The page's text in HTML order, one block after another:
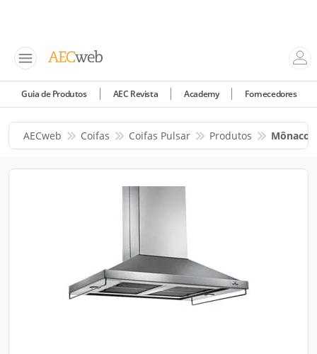
Guia de Produtos AEC Revista Academy Fornecedores
AECweb Coifas Coifas Pulsar Produtos Mônaco